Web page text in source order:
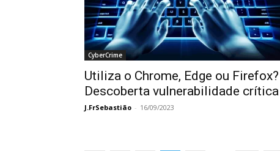
CyberCrime
Utiliza o Chrome, Edge ou Firefox?
Descoberta vulnerabilidade crítica
J.FrSebastião - 16/09/2023